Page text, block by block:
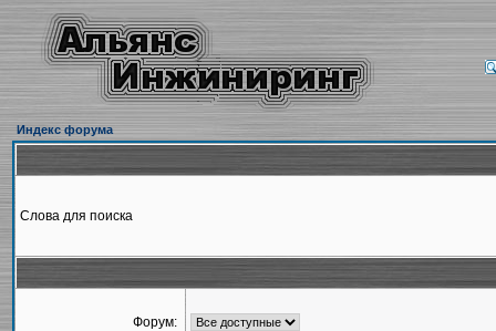
Индекс форума
Слова для поиска
Форум: